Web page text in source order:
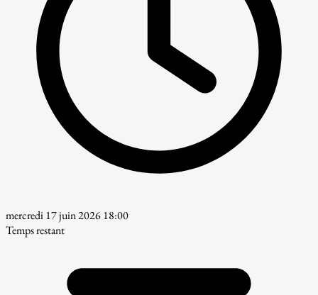
mercredi 17 juin 2026 18:00
Temps restant